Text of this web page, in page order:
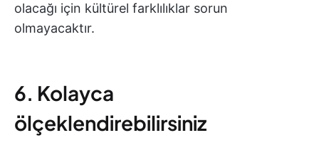
olacağı için kültürel farklılıklar sorun
olmayacaktır.
6. Kolayca
ölçeklendirebilirsiniz